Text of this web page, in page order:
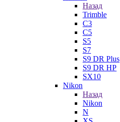
Назад
Trimble
C3
C5
S5
S7
S9 DR Plus
S9 DR HP
SX10
Nikon
Назад
Nikon
N